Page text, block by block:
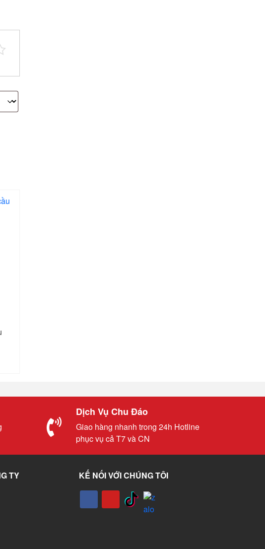
Dịch Vụ Chu Đáo
Giao hàng nhanh trong 24h Hotline
phục vụ cả T7 và CN
TY KẾ NỐI VỚI CHÚNG TÔI